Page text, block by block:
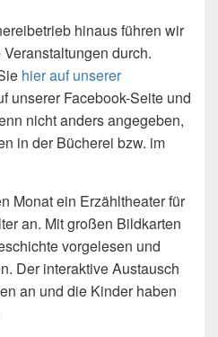
hinaus führen wir
durch.
hier auf unserer
unserer Facebook-Seite und
nicht anders angegeben,
in der Bücherei bzw. im
Monat ein Erzähltheater für
an. Mit großen Bildkarten
vorgelesen und
Der interaktive Austausch
an und die Kinder haben